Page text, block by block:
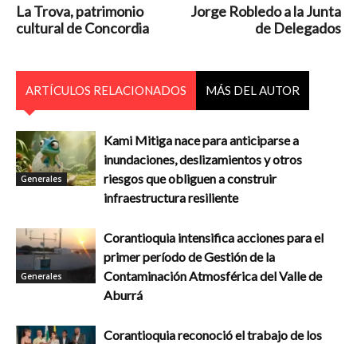
La Trova, patrimonio
cultural de Concordia
Jorge Robledo a la Junta
de Delegados
ARTÍCULOS RELACIONADOS MÁS DEL AUTOR
Generales
Kami Mitiga nace para anticiparse a
inundaciones, deslizamientos y otros
riesgos que obliguen a construir
infraestructura resiliente
Generales
Corantioquia intensifica acciones para el
primer período de Gestión de la
Contaminación Atmosférica del Valle de
Aburrá
Corantioquia reconoció el trabajo de los